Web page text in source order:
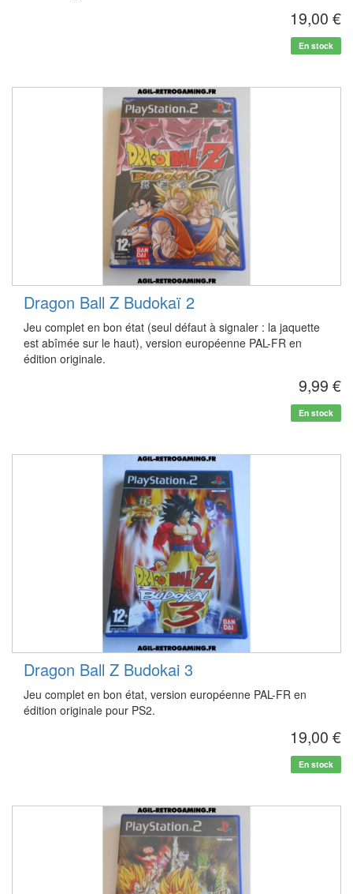
19,00 €
En stock
Dragon Ball Z Budokaï 2
Jeu complet en bon état (seul défaut à signaler : la jaquette
est abîmée sur le haut), version européenne PAL-FR en
édition originale.
9,99 €
En stock
Dragon Ball Z Budokai 3
Jeu complet en bon état, version européenne PAL-FR en
édition originale pour PS2.
19,00 €
En stock